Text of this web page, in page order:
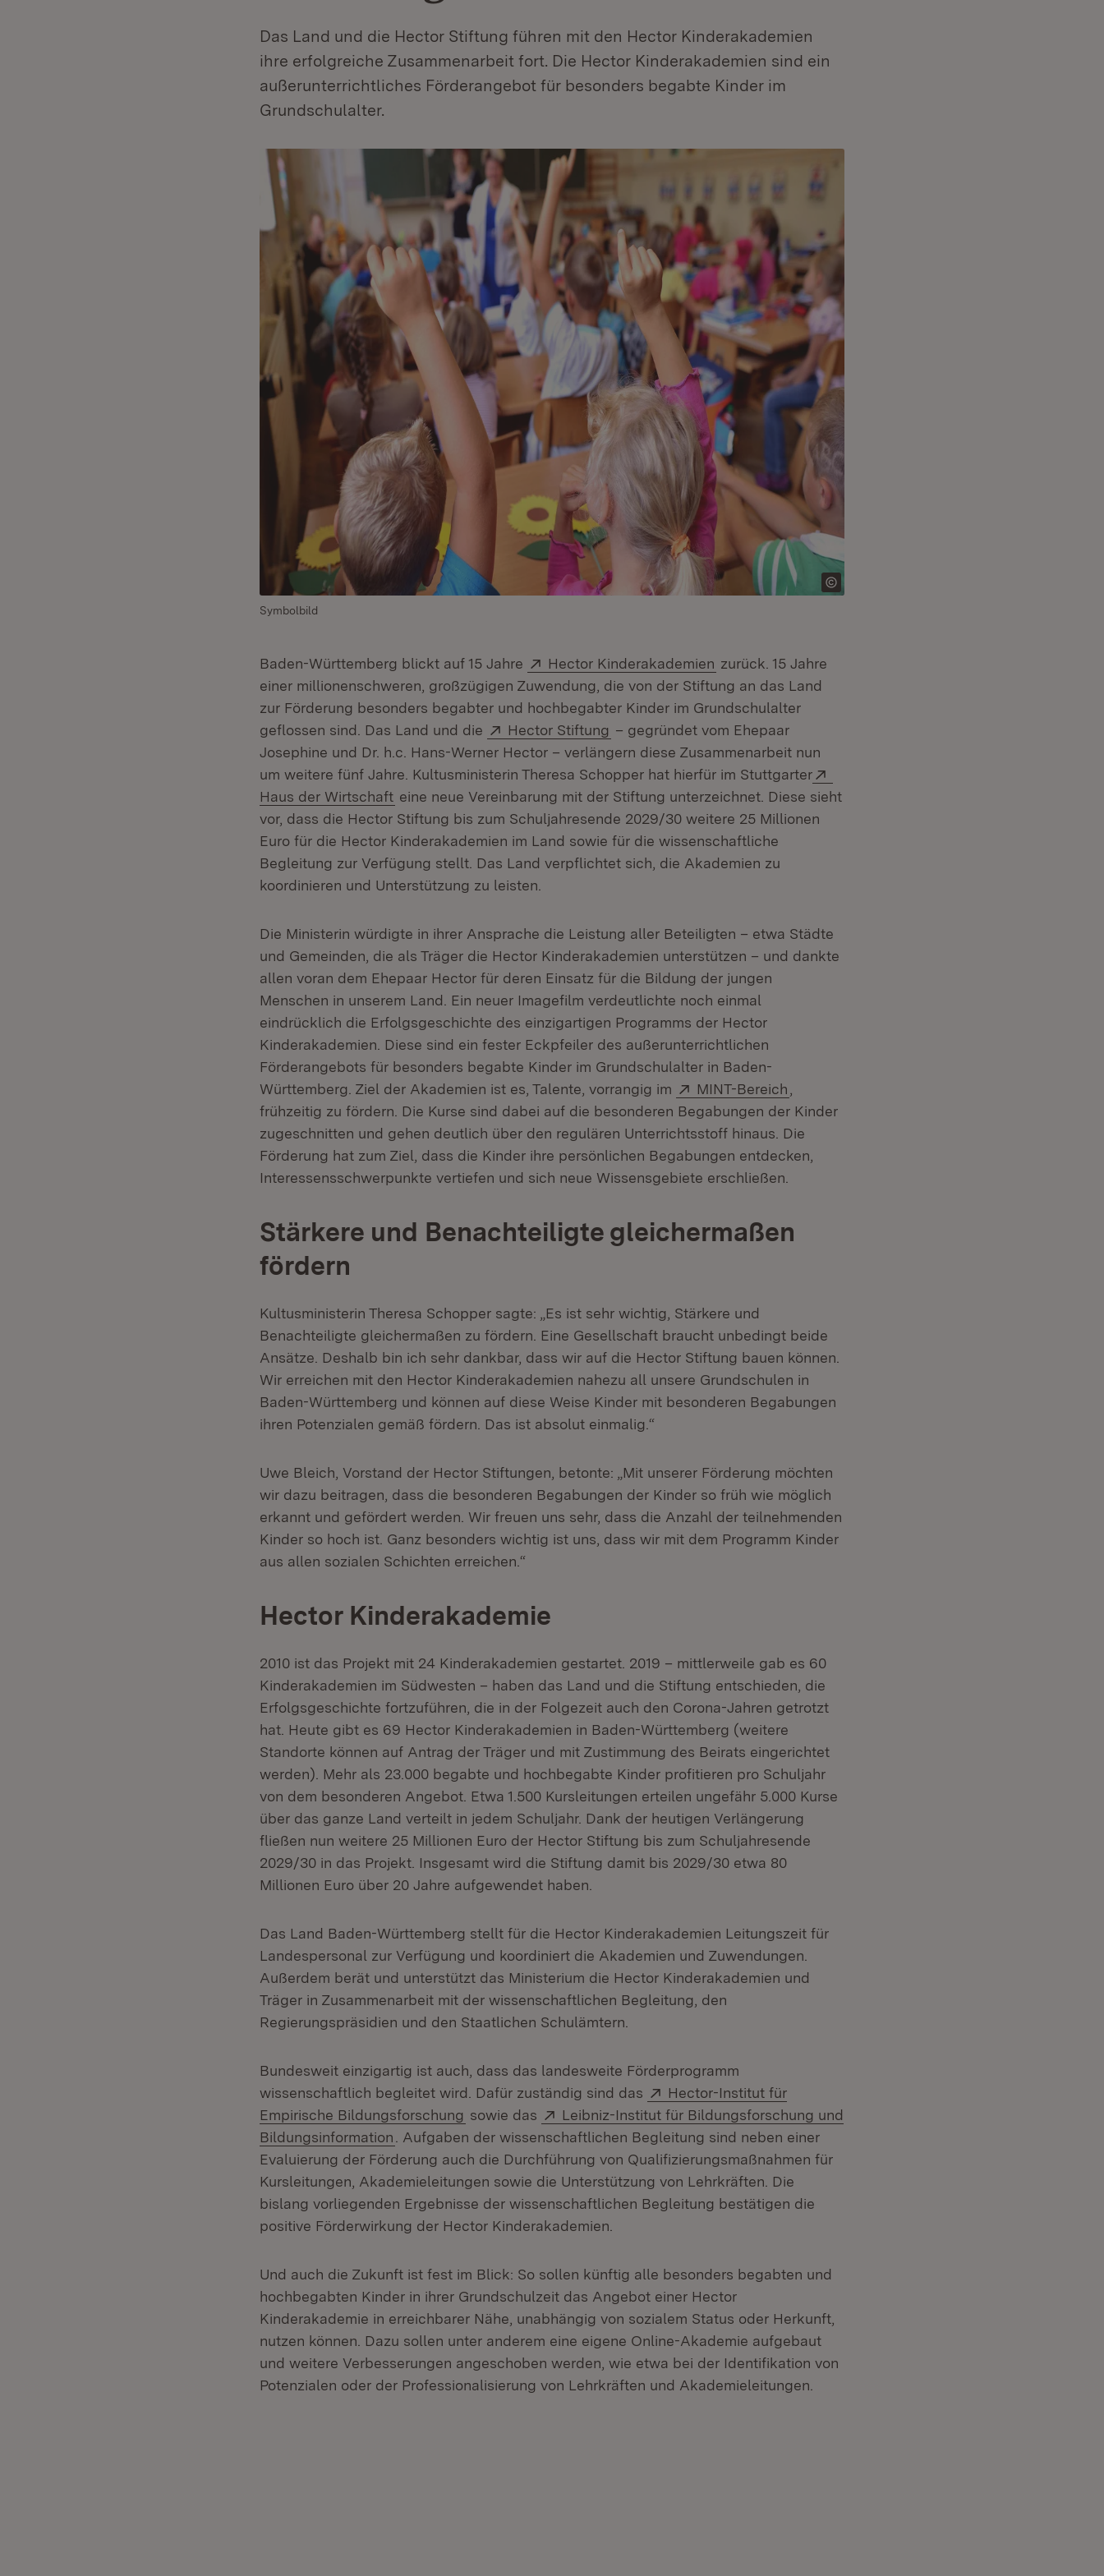
Das Land und die Hector Stiftung führen mit den Hector Kinderakademien
ihre erfolgreiche Zusammenarbeit fort. Die Hector Kinderakademien sind ein
außerunterrichtliches Förderangebot für besonders begabte Kinder im
Grundschulalter.
Symbolbild
Baden-Württemberg blickt auf 15 Jahre Extern:
Hector Kinderakademien (Öffnet in neuem Fenster)
zurück. 15 Jahre
einer millionenschweren, großzügigen Zuwendung, die von der Stiftung an das Land
zur Förderung besonders begabter und hochbegabter Kinder im Grundschulalter
geflossen sind. Das Land und die
Extern:
Hector Stiftung (Öffnet in neuem Fenster)
– gegründet vom Ehepaar
Josephine und Dr. h.c. Hans-Werner Hector – verlängern diese Zusammenarbeit nun
um weitere fünf Jahre. Kultusministerin Theresa Schopper hat hierfür im Stuttgarter
Haus der Wirtschaft (Öffnet in neuem Fenster)
eine neue Vereinbarung mit der Stiftung unterzeichnet. Diese sieht
vor, dass die Hector Stiftung bis zum Schuljahresende 2029/30 weitere 25 Millionen
Euro für die Hector Kinderakademien im Land sowie für die wissenschaftliche
Begleitung zur Verfügung stellt. Das Land verpflichtet sich, die Akademien zu
koordinieren und Unterstützung zu leisten.
Die Ministerin würdigte in ihrer Ansprache die Leistung aller Beteiligten – etwa Städte
und Gemeinden, die als Träger die Hector Kinderakademien unterstützen – und dankte
allen voran dem Ehepaar Hector für deren Einsatz für die Bildung der jungen
Menschen in unserem Land. Ein neuer Imagefilm verdeutlichte noch einmal
eindrücklich die Erfolgsgeschichte des einzigartigen Programms der Hector
Kinderakademien. Diese sind ein fester Eckpfeiler des außerunterrichtlichen
Förderangebots für besonders begabte Kinder im Grundschulalter in Baden-
Württemberg. Ziel der Akademien ist es, Talente, vorrangig im
Extern:
MINT-Bereich
frühzeitig zu fördern. Die Kurse sind dabei auf die besonderen Begabungen der Kinder
zugeschnitten und gehen deutlich über den regulären Unterrichtsstoff hinaus. Die
Förderung hat zum Ziel, dass die Kinder ihre persönlichen Begabungen entdecken,
Interessensschwerpunkte vertiefen und sich neue Wissensgebiete erschließen.
Stärkere und Benachteiligte gleichermaßen
fördern
Kultusministerin Theresa Schopper sagte: „Es ist sehr wichtig, Stärkere und
Benachteiligte gleichermaßen zu fördern. Eine Gesellschaft braucht unbedingt beide
Ansätze. Deshalb bin ich sehr dankbar, dass wir auf die Hector Stiftung bauen können.
Wir erreichen mit den Hector Kinderakademien nahezu all unsere Grundschulen in
Baden-Württemberg und können auf diese Weise Kinder mit besonderen Begabungen
ihren Potenzialen gemäß fördern. Das ist absolut einmalig.“
Uwe Bleich, Vorstand der Hector Stiftungen, betonte: „Mit unserer Förderung möchten
wir dazu beitragen, dass die besonderen Begabungen der Kinder so früh wie möglich
erkannt und gefördert werden. Wir freuen uns sehr, dass die Anzahl der teilnehmenden
Kinder so hoch ist. Ganz besonders wichtig ist uns, dass wir mit dem Programm Kinder
aus allen sozialen Schichten erreichen.“
Hector Kinderakademie
2010 ist das Projekt mit 24 Kinderakademien gestartet. 2019 – mittlerweile gab es 60
Kinderakademien im Südwesten ­– haben das Land und die Stiftung entschieden, die
Erfolgsgeschichte fortzuführen, die in der Folgezeit auch den Corona-Jahren getrotzt
hat. Heute gibt es 69 Hector Kinderakademien in Baden-Württemberg (weitere
Standorte können auf Antrag der Träger und mit Zustimmung des Beirats eingerichtet
werden). Mehr als 23.000 begabte und hochbegabte Kinder profitieren pro Schuljahr
von dem besonderen Angebot. Etwa 1.500 Kursleitungen erteilen ungefähr 5.000 Kurse
über das ganze Land verteilt in jedem Schuljahr. Dank der heutigen Verlängerung
fließen nun weitere 25 Millionen Euro der Hector Stiftung bis zum Schuljahresende
2029/30 in das Projekt. Insgesamt wird die Stiftung damit bis 2029/30 etwa 80
Millionen Euro über 20 Jahre aufgewendet haben.
Das Land Baden-Württemberg stellt für die Hector Kinderakademien Leitungszeit für
Landespersonal zur Verfügung und koordiniert die Akademien und Zuwendungen.
Außerdem berät und unterstützt das Ministerium die Hector Kinderakademien und
Träger in Zusammenarbeit mit der wissenschaftlichen Begleitung, den
Regierungspräsidien und den Staatlichen Schulämtern.
Bundesweit einzigartig ist auch, dass das landesweite Förderprogramm
wissenschaftlich begleitet wird. Dafür zuständig sind das
Extern:
Hector-Institut für
Empirische Bildungsforschung (Öffnet in neuem Fenster)
sowie das Extern:
Leibniz-Institut für Bildungsforschung und
Bildungsinformation (Öffnet in neuem Fenster)
. Aufgaben der wissenschaftlichen Begleitung sind neben einer
Evaluierung der Förderung auch die Durchführung von Qualifizierungsmaßnahmen für
Kursleitungen, Akademieleitungen sowie die Unterstützung von Lehrkräften. Die
bislang vorliegenden Ergebnisse der wissenschaftlichen Begleitung bestätigen die
positive Förderwirkung der Hector Kinderakademien.
Und auch die Zukunft ist fest im Blick: So sollen künftig alle besonders begabten und
hochbegabten Kinder in ihrer Grundschulzeit das Angebot einer Hector
Kinderakademie in erreichbarer Nähe, unabhängig von sozialem Status oder Herkunft,
nutzen können. Dazu sollen unter anderem eine eigene Online-Akademie aufgebaut
und weitere Verbesserungen angeschoben werden, wie etwa bei der Identifikation von
Potenzialen oder der Professionalisierung von Lehrkräften und Akademieleitungen.